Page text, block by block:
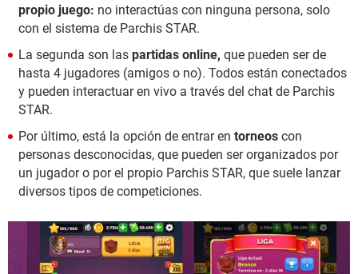
propio juego: no interactúas con ninguna persona, solo
con el sistema de Parchis STAR.
La segunda son las partidas online, que pueden ser de
hasta 4 jugadores (amigos o no). Todos están conectados
y pueden interactuar en vivo a través del chat de Parchis
STAR.
Por último, está la opción de entrar en torneos con
personas desconocidas, que pueden ser organizados por
un jugador o por el propio Parchis STAR, que suele lanzar
diversos tipos de competiciones.